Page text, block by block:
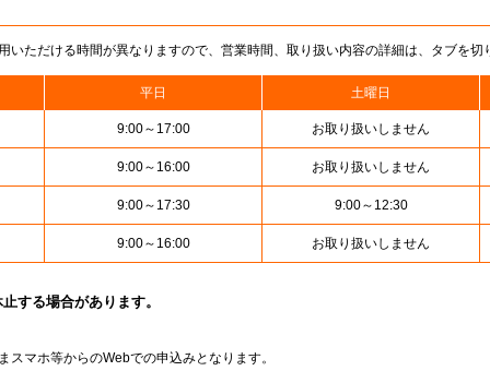
ただける時間が異なりますので、営業時間、取り扱い内容の詳細は、タブを切
平日 土曜日
9:00～17:00 お取り扱いしません
9:00～16:00 お取り扱いしません
9:00～17:30 9:00～12:30
9:00～16:00 お取り扱いしません
する場合があります。
マホ等からのWebでの申込みとなります。